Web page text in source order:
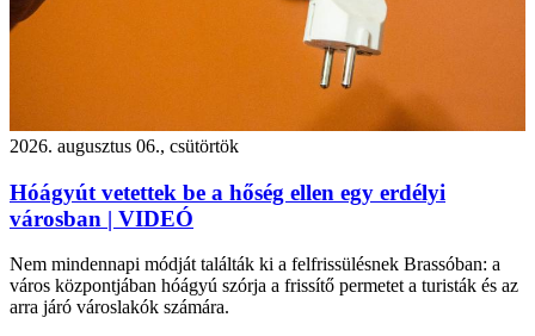
2026. augusztus 06., csütörtök
Hóágyút vetettek be a hőség ellen egy erdélyi
városban | VIDEÓ
Nem mindennapi módját találták ki a felfrissülésnek Brassóban: a
város központjában hóágyú szórja a frissítő permetet a turisták és az
arra járó városlakók számára.